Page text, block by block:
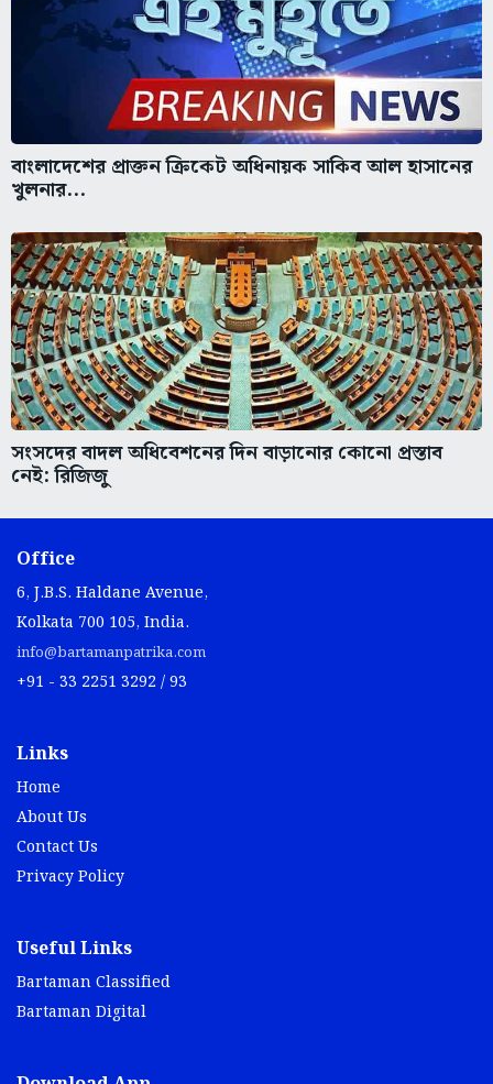
বাংলাদেশের প্রাক্তন ক্রিকেট অধিনায়ক সাকিব আল হাসানের
খুলনার...
সংসদের বাদল অধিবেশনের দিন বাড়ানোর কোনো প্রস্তাব
নেই: রিজিজু
Office
6, J.B.S. Haldane Avenue,
Kolkata 700 105, India.
info@bartamanpatrika.com
+91 - 33 2251 3292 / 93
Links
Home
About Us
Contact Us
Privacy Policy
Useful Links
Bartaman Classified
Bartaman Digital